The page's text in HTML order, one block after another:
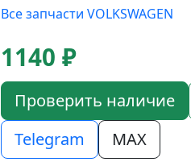
Все запчасти VOLKSWAGEN
1140 ₽
Проверить наличие
Telegram
MAX